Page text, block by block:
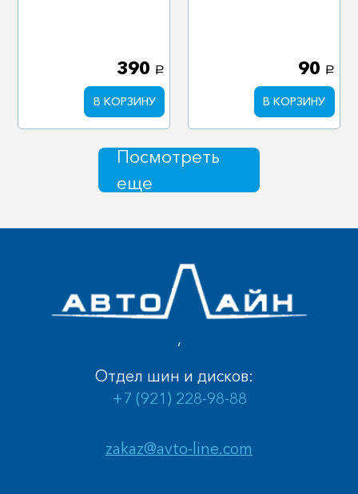
390 a
В КОРЗИНУ
90 a
В КОРЗИНУ
Посмотреть
еще
,
zakaz@avto-line.com
Отдел шин и дисков:
+7 (921) 228-98-88